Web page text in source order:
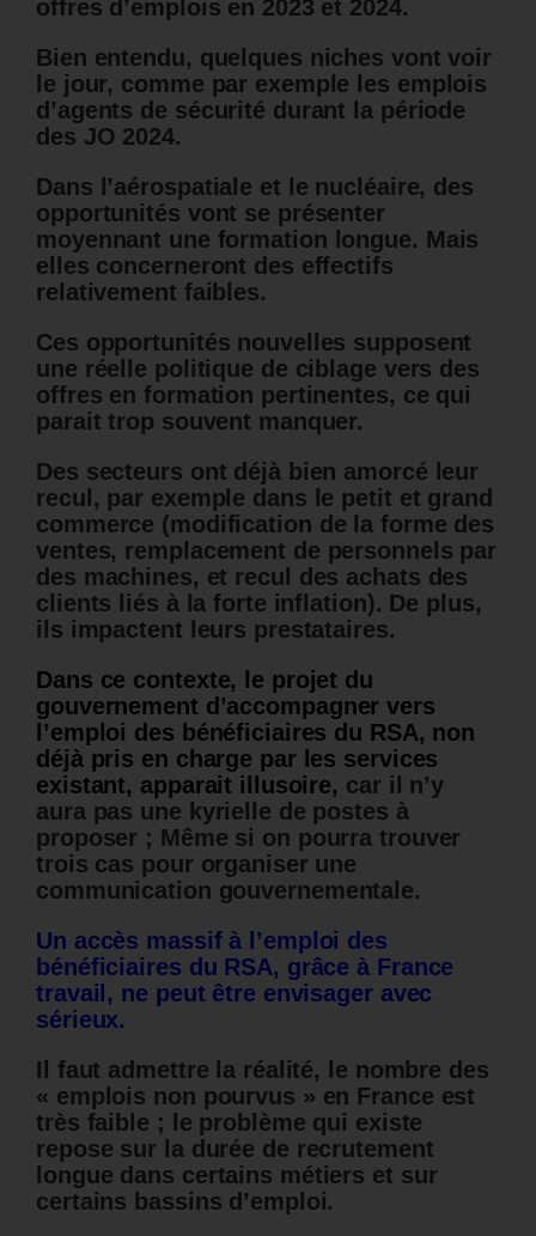
offres d’emplois en 2023 et 2024.
Bien entendu, quelques niches vont voir
le jour, comme par exemple les emplois
d’agents de sécurité durant la période
des JO 2024.
Dans l’aérospatiale et le nucléaire, des
opportunités vont se présenter
moyennant une formation longue. Mais
elles concerneront des effectifs
relativement faibles.
Ces opportunités nouvelles supposent
une réelle politique de ciblage vers des
offres en formation pertinentes, ce qui
parait trop souvent manquer.
Des secteurs ont déjà bien amorcé leur
recul, par exemple dans le petit et grand
commerce (modification de la forme des
ventes, remplacement de personnels par
des machines, et recul des achats des
clients liés à la forte inflation). De plus,
ils impactent leurs prestataires.
Dans ce contexte, le projet du
gouvernement d’accompagner vers
l’emploi des bénéficiaires du RSA, non
déjà pris en charge par les services
existant, apparait illusoire, car il n’y
aura pas une kyrielle de postes à
proposer ; Même si on pourra trouver
trois cas pour organiser une
communication gouvernementale.
Un accès massif à l’emploi des
bénéficiaires du RSA, grâce à France
travail, ne peut être envisager avec
sérieux.
Il faut admettre la réalité, le nombre des
« emplois non pourvus » en France est
très faible ; le problème qui existe
repose sur la durée de recrutement
longue dans certains métiers et sur
certains bassins d’emploi.